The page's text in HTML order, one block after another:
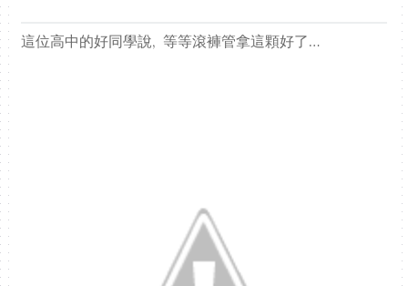
這位高中的好同學說, 等等滾褲管拿這顆好了…